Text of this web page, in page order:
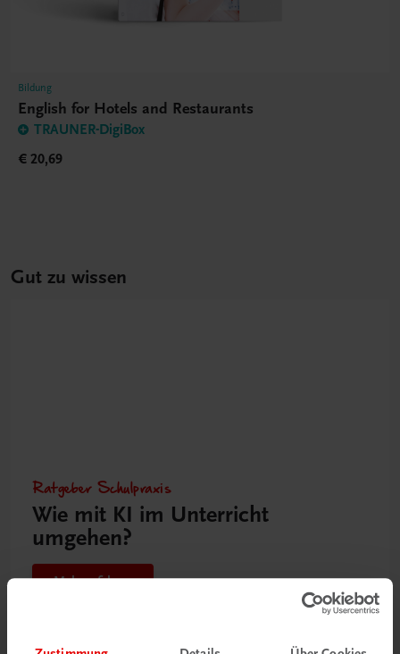
Bildung
English for Hotels and Restaurants
TRAUNER-DigiBox
€ 20,69
Gut zu wissen
Ratgeber Schulpraxis
Wie mit KI im Unterricht
umgehen?
Mehr erfahren